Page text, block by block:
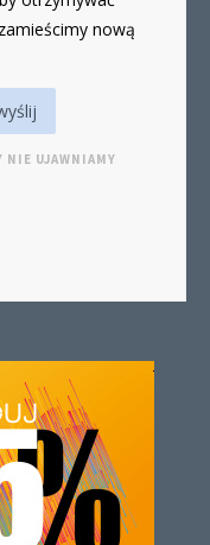
nową
NIE UJAWNIAMY